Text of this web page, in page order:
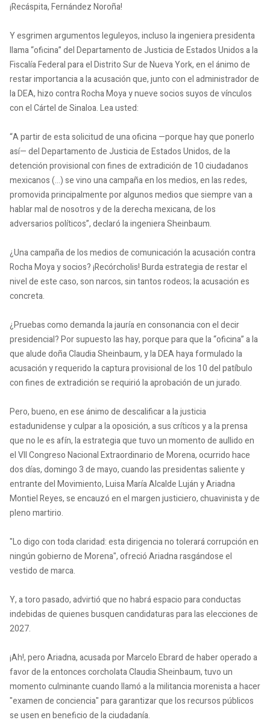
¡Recáspita, Fernández Noroña!
Y esgrimen argumentos leguleyos, incluso la ingeniera presidenta
llama “oficina” del Departamento de Justicia de Estados Unidos a la
Fiscalía Federal para el Distrito Sur de Nueva York, en el ánimo de
restar importancia a la acusación que, junto con el administrador de
la DEA, hizo contra Rocha Moya y nueve socios suyos de vínculos
con el Cártel de Sinaloa. Lea usted:
“A partir de esta solicitud de una oficina —porque hay que ponerlo
así— del Departamento de Justicia de Estados Unidos, de la
detención provisional con fines de extradición de 10 ciudadanos
mexicanos (…) se vino una campaña en los medios, en las redes,
promovida principalmente por algunos medios que siempre van a
hablar mal de nosotros y de la derecha mexicana, de los
adversarios políticos”, declaró la ingeniera Sheinbaum.
¿Una campaña de los medios de comunicación la acusación contra
Rocha Moya y socios? ¡Recórcholis! Burda estrategia de restar el
nivel de este caso, son narcos, sin tantos rodeos; la acusación es
concreta.
¿Pruebas como demanda la jauría en consonancia con el decir
presidencial? Por supuesto las hay, porque para que la “oficina” a la
que alude doña Claudia Sheinbaum, y la DEA haya formulado la
acusación y requerido la captura provisional de los 10 del patíbulo
con fines de extradición se requirió la aprobación de un jurado.
Pero, bueno, en ese ánimo de descalificar a la justicia
estadunidense y culpar a la oposición, a sus críticos y a la prensa
que no le es afín, la estrategia que tuvo un momento de aullido en
el VII Congreso Nacional Extraordinario de Morena, ocurrido hace
dos días, domingo 3 de mayo, cuando las presidentas saliente y
entrante del Movimiento, Luisa María Alcalde Luján y Ariadna
Montiel Reyes, se encauzó en el margen justiciero, chuavinista y de
pleno martirio.
"Lo digo con toda claridad: esta dirigencia no tolerará corrupción en
ningún gobierno de Morena", ofreció Ariadna rasgándose el
vestido de marca.
Y, a toro pasado, advirtió que no habrá espacio para conductas
indebidas de quienes busquen candidaturas para las elecciones de
2027.
¡Ah!, pero Ariadna, acusada por Marcelo Ebrard de haber operado a
favor de la entonces corcholata Claudia Sheinbaum, tuvo un
momento culminante cuando llamó a la militancia morenista a hacer
"examen de conciencia" para garantizar que los recursos públicos
se usen en beneficio de la ciudadanía.